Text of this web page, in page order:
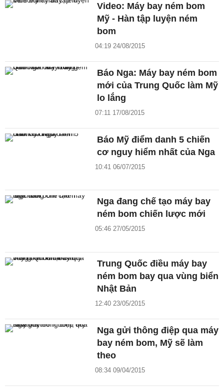
Video: Máy bay ném bom
Mỹ - Hàn tập luyện ném
bom
04:19 24/08/2015
Báo Nga: Máy bay ném bom
mới của Trung Quốc làm Mỹ
lo lắng
07:11 17/08/2015
Báo Mỹ điểm danh 5 chiến
cơ nguy hiểm nhất của Nga
10:41 06/07/2015
Nga đang chế tạo máy bay
ném bom chiến lược mới
05:46 27/05/2015
Trung Quốc điều máy bay
ném bom bay qua vùng biển
Nhật Bản
12:40 23/05/2015
Nga gửi thông điệp qua máy
bay ném bom, Mỹ sẽ làm
theo
08:34 09/04/2015